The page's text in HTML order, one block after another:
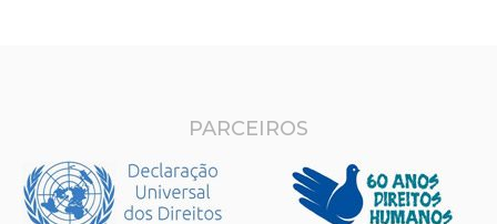
PARCEIROS